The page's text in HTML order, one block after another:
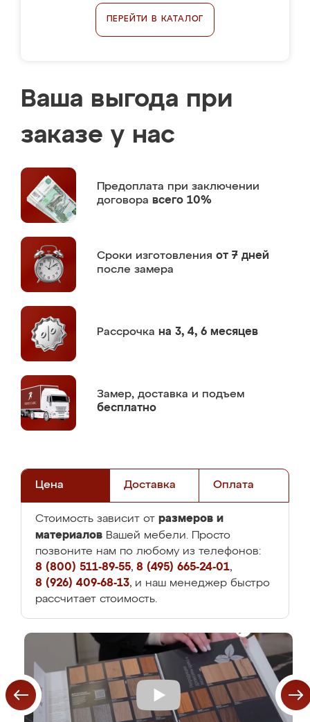
ПЕРЕЙТИ В КАТАЛОГ
Ваша выгода при
заказе у нас
Предоплата при заключении
договора всего 10%
Сроки изготовления от 7 дней
после замера
Рассрочка на 3, 4, 6 месяцев
Замер, доставка и подъем
бесплатно
Цена Доставка Оплата
Стоимость зависит от размеров и
материалов Вашей мебели. Просто
позвоните нам по любому из телефонов:
8 (800) 511-89-55, 8 (495) 665-24-01,
8 (926) 409-68-13, и наш менеджер быстро
рассчитает стоимость.